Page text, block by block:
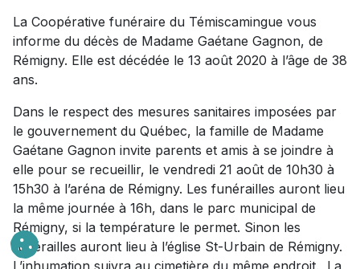
La Coopérative funéraire du Témiscamingue vous
informe du décès de Madame Gaétane Gagnon, de
Rémigny. Elle est décédée le 13 août 2020 à l’âge de 38
ans.
Dans le respect des mesures sanitaires imposées par
le gouvernement du Québec, la famille de Madame
Gaétane Gagnon invite parents et amis à se joindre à
elle pour se recueillir, le vendredi 21 août de 10h30 à
15h30 à l’aréna de Rémigny. Les funérailles auront lieu
la même journée à 16h, dans le parc municipal de
Rémigny, si la température le permet. Sinon les
funérailles auront lieu à l’église St-Urbain de Rémigny.